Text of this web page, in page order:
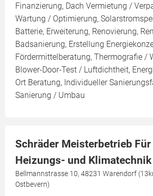
Finanzierung, Dach Vermietung /
Wartung / Optimierung,
Batterie, Erweiterung, Renovierung,
Badsanierung, Erstellung
Fördermittelberatung, Thermografie /
Blower-Door-Test / Luftdichtheit,
Ort Beratung, Individueller
Sanierung / Umbau
Schräder Meisterbetrieb
Heizungs- und Klimatechnik
Bellmannstrasse 10, 48231 Warendorf
Ostbevern)